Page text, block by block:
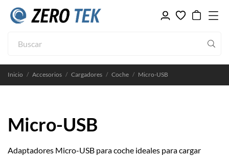
Inicio Accesorios Cargadores Coche Micro-USB
Micro-USB
Adaptadores Micro-USB para coche ideales para cargar